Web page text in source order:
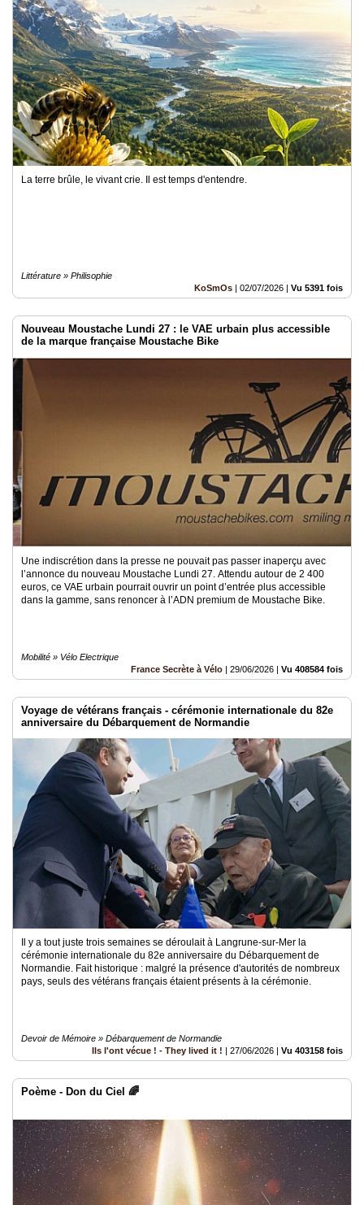
La terre brûle, le vivant crie. Il est temps d'entendre.
Littérature » Philisophie
KoSmOs | 02/07/2026 | Vu 5391 fois
Nouveau Moustache Lundi 27 : le VAE urbain plus accessible
de la marque française Moustache Bike
Une indiscrétion dans la presse ne pouvait pas passer inaperçu avec
l’annonce du nouveau Moustache Lundi 27. Attendu autour de 2 400
euros, ce VAE urbain pourrait ouvrir un point d’entrée plus accessible
dans la gamme, sans renoncer à l’ADN premium de Moustache Bike.
Mobilité » Vélo Electrique
France Secrète à Vélo | 29/06/2026 | Vu 408584 fois
Voyage de vétérans français - cérémonie internationale du 82e
anniversaire du Débarquement de Normandie
Il y a tout juste trois semaines se déroulait à Langrune-sur-Mer la
cérémonie internationale du 82e anniversaire du Débarquement de
Normandie. Fait historique : malgré la présence d'autorités de nombreux
pays, seuls des vétérans français étaient présents à la cérémonie.
Devoir de Mémoire » Débarquement de Normandie
Ils l'ont vécue ! - They lived it ! | 27/06/2026 | Vu 403158 fois
Poème - Don du Ciel 🌈